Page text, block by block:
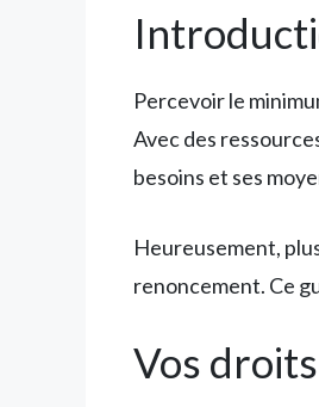
Percevoir le
Avec des
besoins et ses
Heureusement,
renoncement. Ce
Vos